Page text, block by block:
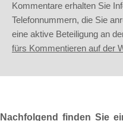
Kommentare erhalten Sie
Telefonnummern, die Sie
eine aktive Beteiligung an
fürs Kommentieren auf der
Nachfolgend finden Sie